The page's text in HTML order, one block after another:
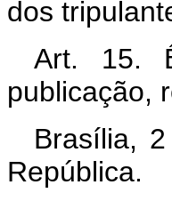
dos
Art. 15.
publicação,
Brasília,
República.